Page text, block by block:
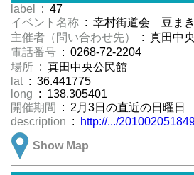
label
: 47
イベント名称 : 幸村街道会 豆まき
主催者（問い合わせ先）
: 真田中
電話番号 : 0268-72-2204
場所 : 真田中央公民館
lat : 36.441775
long : 138.305401
開催期間
: 2月3日の直近の日曜日
description :
http://.../
Show Map